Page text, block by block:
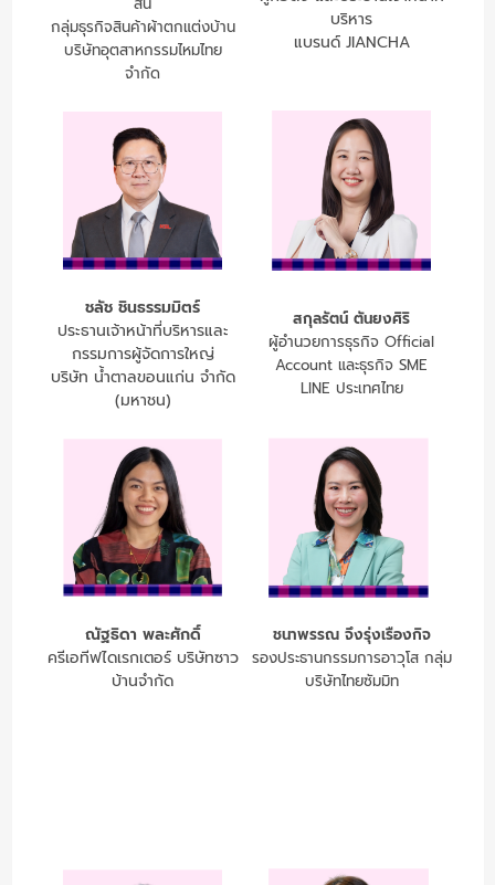
กลุ่มธุรกิจสินค้าผ้าตกแต่งบ้าน
บริษัทอุตสาหกรรมไหมไทย
จำกัด
บริหาร
แบรนด์ JIANCHA
ชลัช ชินธรรมมิตร์
ประธานเจ้าหน้าที่บริหารและ
กรรมการผู้จัดการใหญ่
บริษัท น้ำตาลขอนแก่น จำกัด
(มหาชน)
สกุลรัตน์ ตันยงศิริ
ผู้อำนวยการธุรกิจ Official
Account และธุรกิจ SME
LINE ประเทศไทย
ณัฐธิดา พละศักดิ์
ครีเอทีฟไดเรกเตอร์ บริษัทซาว
บ้านจำกัด
ชนาพรรณ จึงรุ่งเรืองกิจ
รองประธานกรรมการอาวุโส กลุ่ม
บริษัทไทยซัมมิท